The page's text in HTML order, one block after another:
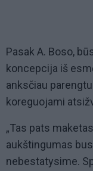
Pasak A. Boso,
koncepcija iš
anksčiau
koreguojami
„Tas pats
aukštingumas
nebestatysime.